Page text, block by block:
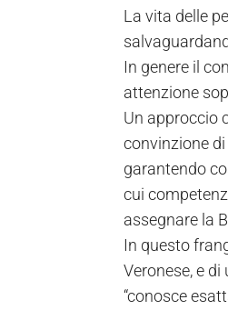
La vita delle
In genere il
attenzione
Un approccio
convinzione
garantendo
cui
assegnare la
In questo
Veronese, e
“conosce